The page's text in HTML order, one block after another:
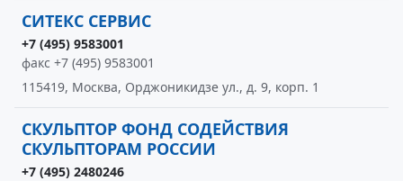
СИТЕКС СЕРВИС
+7 (495) 9583001
факс +7 (495) 9583001
115419, Москва, Орджоникидзе ул., д. 9, корп. 1
СКУЛЬПТОР ФОНД СОДЕЙСТВИЯ
СКУЛЬПТОРАМ РОССИИ
+7 (495) 2480246